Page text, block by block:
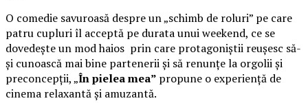
O comedie savuroasă despre un „schimb de roluri” pe care
patru cupluri îl acceptă pe durata unui weekend, ce se
dovedește un mod haios prin care protagoniștii reușesc să-
și cunoască mai bine partenerii și să renunțe la orgolii și
preconcepții, „În pielea mea” propune o experiență de
cinema relaxantă și amuzantă.